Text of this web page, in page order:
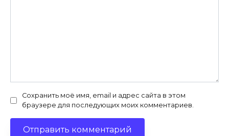
Сохранить моё имя, email и адрес сайта в этом
браузере для последующих моих комментариев.